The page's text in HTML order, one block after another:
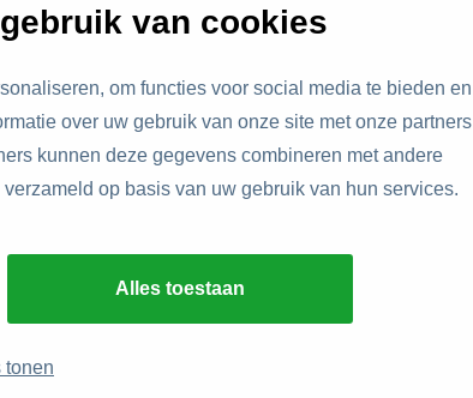
van cookies
om functies voor social media te bieden en
over uw gebruik van onze site met onze partners
kunnen deze gegevens combineren met andere
op basis van uw gebruik van hun services.
Alles toestaan
tonen